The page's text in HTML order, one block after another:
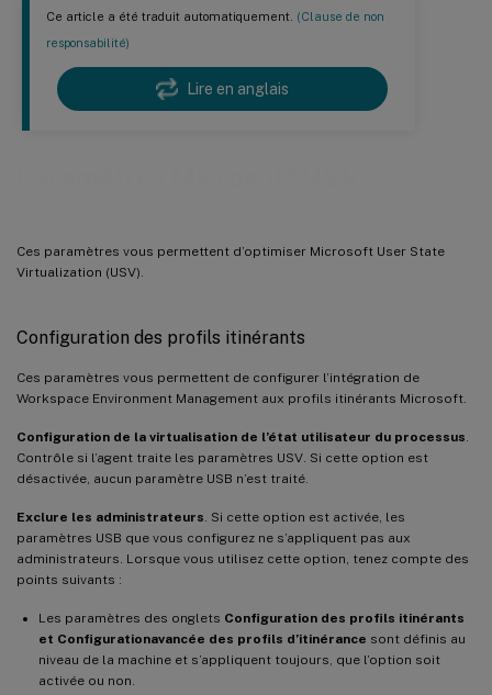
Ce article a été traduit automatiquement. (Clause de non
responsabilité)
Lire en anglais
Ces paramètres vous permettent d’optimiser Microsoft User State
Virtualization (USV).
Configuration des profils itinérants
Ces paramètres vous permettent de configurer l’intégration de
Workspace Environment Management aux profils itinérants Microsoft.
Configuration de la virtualisation de l’état utilisateur du processus
Contrôle si l’agent traite les paramètres USV. Si cette option est
désactivée, aucun paramètre USB n’est traité.
Exclure les administrateurs . Si cette option est activée, les
paramètres USB que vous configurez ne s’appliquent pas aux
administrateurs. Lorsque vous utilisez cette option, tenez compte des
points suivants :
Les paramètres des onglets Configuration des profils itinérants
et Configurationavancée des profils d’itinérance sont définis au
niveau de la machine et s’appliquent toujours, que l’option soit
activée ou non.